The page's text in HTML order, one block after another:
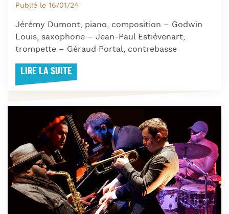
Publié le 16/01/24
Jérémy Dumont, piano, composition – Godwin
Louis, saxophone – Jean-Paul Estiévenart,
trompette – Géraud Portal, contrebasse
LIRE LA SUITE